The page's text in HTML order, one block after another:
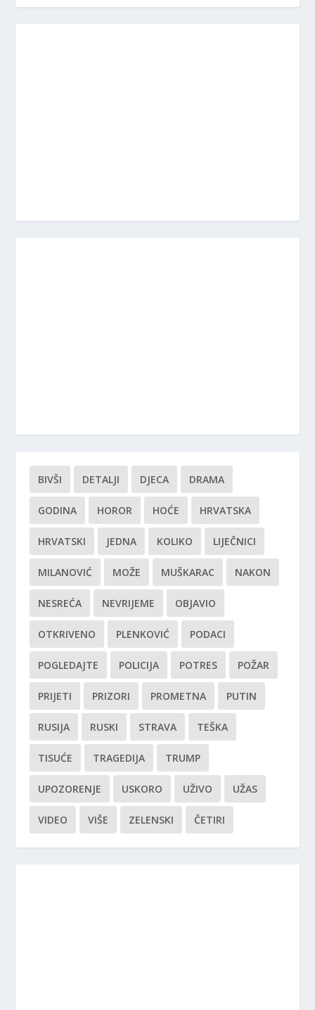
BIVŠI DETALJI DJECA DRAMA
GODINA HOROR HOĆE HRVATSKA
HRVATSKI JEDNA KOLIKO LIJEČNICI
MILANOVIĆ MOŽE MUŠKARAC NAKON
NESREĆA NEVRIJEME OBJAVIO
OTKRIVENO PLENKOVIĆ PODACI
POGLEDAJTE POLICIJA POTRES POŽAR
PRIJETI PRIZORI PROMETNA PUTIN
RUSIJA RUSKI STRAVA TEŠKA
TISUĆE TRAGEDIJA TRUMP
UPOZORENJE USKORO UŽIVO UŽAS
VIDEO VIŠE ZELENSKI ČETIRI